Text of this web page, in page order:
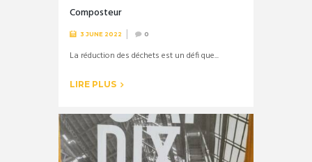
Composteur
3 JUNE 2022 0
La réduction des déchets est un défi que...
LIRE PLUS